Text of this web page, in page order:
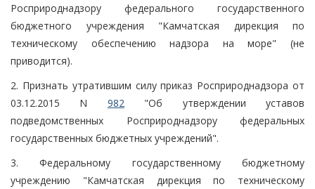
Росприроднадзору федерального государственного
бюджетного учреждения "Камчатская дирекция по
техническому обеспечению надзора на море" (не
приводится).
2. Признать утратившим силу приказ Росприроднадзора от
03.12.2015 N 982 "Об утверждении уставов
подведомственных Росприроднадзору федеральных
государственных бюджетных учреждений".
3. Федеральному государственному бюджетному
учреждению "Камчатская дирекция по техническому